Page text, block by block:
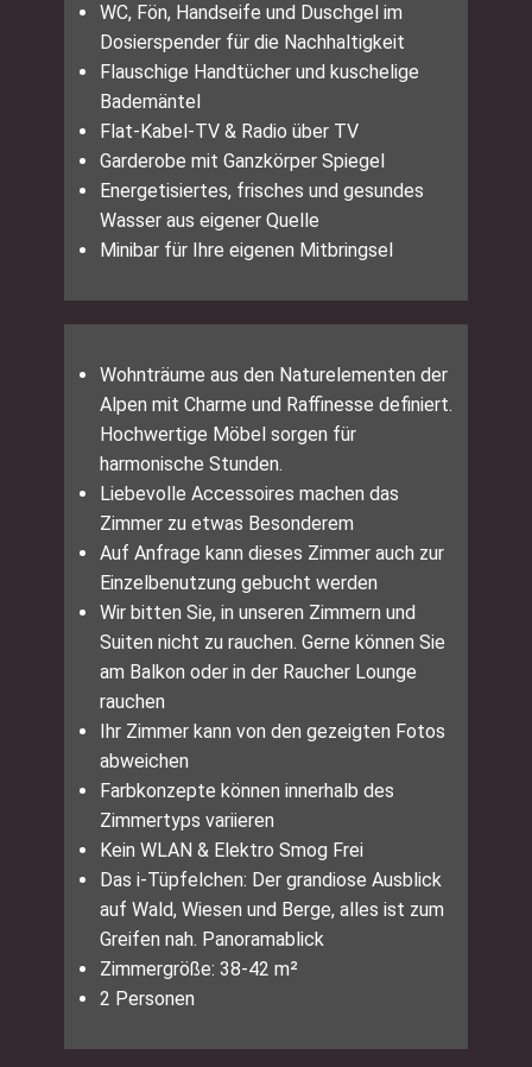
WC, Fön, Handseife und Duschgel im
Dosierspender für die Nachhaltigkeit
Flauschige Handtücher und kuschelige
Bademäntel
Flat-Kabel-TV & Radio über TV
Garderobe mit Ganzkörper Spiegel
Energetisiertes, frisches und gesundes
Wasser aus eigener Quelle
Minibar für Ihre eigenen Mitbringsel
Wohnträume aus den Naturelementen der
Alpen mit Charme und Raffinesse definiert.
Hochwertige Möbel sorgen für
harmonische Stunden.
Liebevolle Accessoires machen das
Zimmer zu etwas Besonderem
Auf Anfrage kann dieses Zimmer auch zur
Einzelbenutzung gebucht werden
Wir bitten Sie, in unseren Zimmern und
Suiten nicht zu rauchen. Gerne können Sie
am Balkon oder in der Raucher Lounge
rauchen
Ihr Zimmer kann von den gezeigten Fotos
abweichen
Farbkonzepte können innerhalb des
Zimmertyps variieren
Kein WLAN & Elektro Smog Frei
Das i-Tüpfelchen: Der grandiose Ausblick
auf Wald, Wiesen und Berge, alles ist zum
Greifen nah. Panoramablick
Zimmergröße: 38-42 m²
2 Personen